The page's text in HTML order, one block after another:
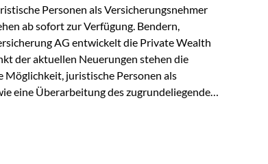
Personen als Versicherungsnehmer
ab sofort zur Verfügung. Bendern,
AG entwickelt die Private Wealth
der aktuellen Neuerungen stehen die
juristische Personen als
eine Überarbeitung des zugrundeliegenden
effizienter gestaltet. Anträge werden direkt